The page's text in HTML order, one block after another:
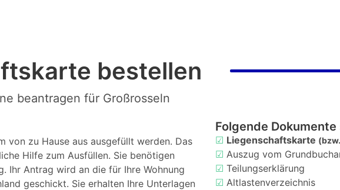
bestellen
beantragen für Großrosseln
von zu Hause aus ausgefüllt werden. Das
Hilfe zum Ausfüllen. Sie benötigen
Ihr Antrag wird an die für Ihre Wohnung
geschickt. Sie erhalten Ihre Unterlagen
Folgende
☑ Liegenschaftskarte
☑ Auszug vom
☑ Teilungserklärung
☑ Altlastenverzeichnis